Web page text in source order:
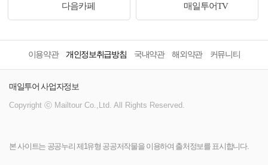
다음카페 매일투어TV
이용약관 개인정보취급방침 국내약관 해외약관 커뮤니티
매일투어 사업자정보
Copyright ⓒ Mailtour Co.,Ltd. All Rights Reserved.
본 사이트는 공공누리 제1유형 공공저작물을 이용하여 출처정보를 표시합니다.